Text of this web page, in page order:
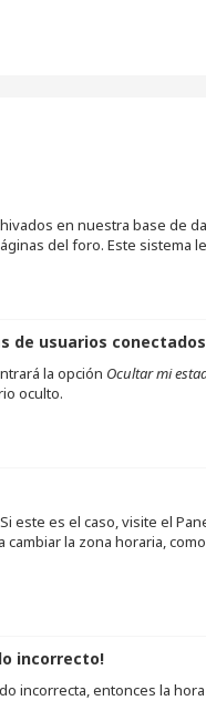
en nuestra base de
del foro. Este sistema
de usuarios
la opción Ocultar mi
oculto.
es el caso, visite el
cambiar la zona horaria,
incorrecto!
incorrecta, entonces la